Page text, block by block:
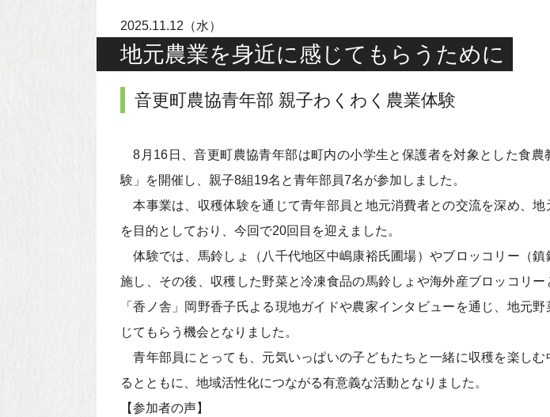
2025.11.12（水）
地元農業を身近に感じてもらうために
音更町農協青年部 親子わくわく農業体験
8月16日、音更町農協青年部は町内の小学生と保護者を対象とした食農
験」を開催し、親子8組19名と青年部員7名が参加しました。
本事業は、収穫体験を通じて青年部員と地元消費者との交流を深め、地
を目的としており、今回で20回目を迎えました。
体験では、馬鈴しょ（八千代地区中嶋康裕氏圃場）やブロッコリー（
施し、その後、収穫した野菜と冷凍食品の馬鈴しょや海外産ブロッコリー
「香ノ舎」岡野香子氏よる現地ガイドや農家インタビューを通じ、地元
じてもらう機会となりました。
青年部員にとっても、元気いっぱいの子どもたちと一緒に収穫を楽し
るとともに、地域活性化につながる有意義な活動となりました。
【参加者の声】